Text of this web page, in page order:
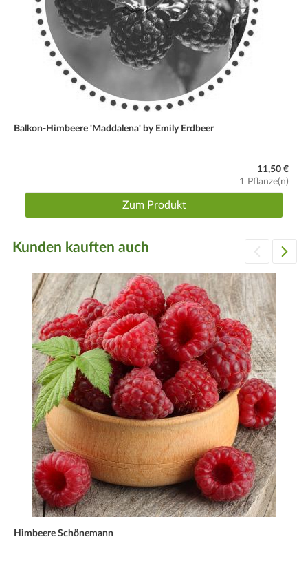
Balkon-Himbeere 'Maddalena' by Emily Erdbeer
11,50 €
1 Pflanze(n)
Zum Produkt
Kunden kauften auch
Himbeere Schönemann